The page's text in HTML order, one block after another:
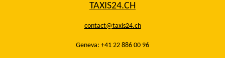
TAXIS24.CH
contact@taxis24.ch
Geneva: +41 22 886 00 96